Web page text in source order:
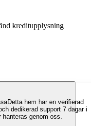
kreditupplysning
Detta hem har en verifierad
dedikerad support 7 dagar i
hanteras genom oss.